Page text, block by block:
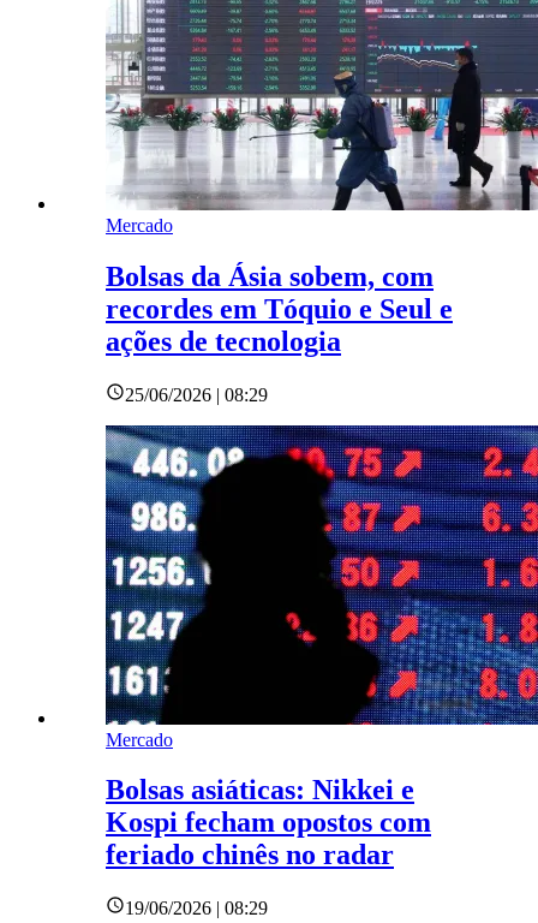
Mercado
Bolsas da Ásia sobem, com
recordes em Tóquio e Seul e
ações de tecnologia
25/06/2026 | 08:29
Mercado
Bolsas asiáticas: Nikkei e
Kospi fecham opostos com
feriado chinês no radar
19/06/2026 | 08:29